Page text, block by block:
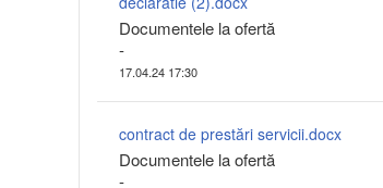
Documentele la ofertă
-
17.04.24 17:30
contract de prestări servicii.docx
Documentele la ofertă
-